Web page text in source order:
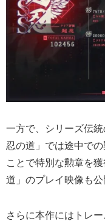
一方で、シリーズ伝
忍の道」では途中で
ことで特別な勲章を
道」のプレイ映像も公
さらに本作にはトレ